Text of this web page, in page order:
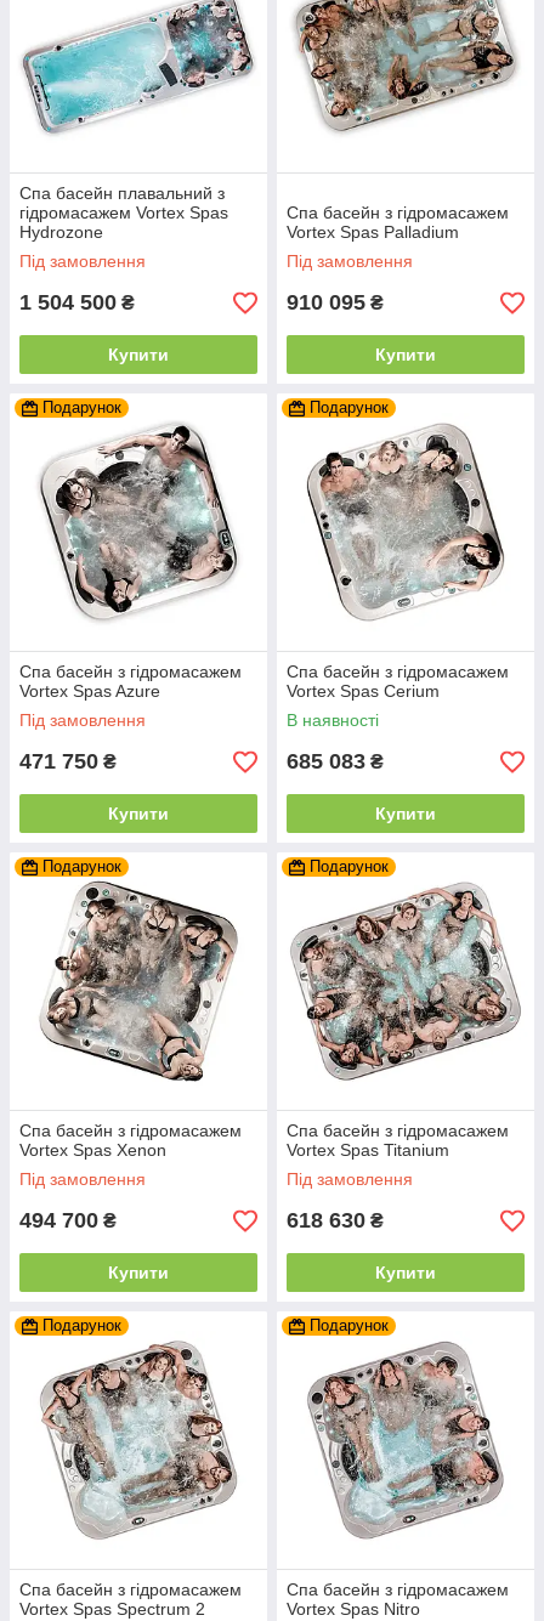
Спа басейн плавальний з
гідромасажем Vortex Spas
Hydrozone
Під замовлення
1 504 500 ₴
Купити
Спа басейн з гідромасажем
Vortex Spas Palladium
Під замовлення
910 095 ₴
Купити
Подарунок
Спа басейн з гідромасажем
Vortex Spas Azure
Під замовлення
471 750 ₴
Купити
Подарунок
Спа басейн з гідромасажем
Vortex Spas Cerium
В наявності
685 083 ₴
Купити
Подарунок
Спа басейн з гідромасажем
Vortex Spas Xenon
Під замовлення
494 700 ₴
Купити
Подарунок
Спа басейн з гідромасажем
Vortex Spas Titanium
Під замовлення
618 630 ₴
Купити
Подарунок
Спа басейн з гідромасажем
Vortex Spas Spectrum 2
Подарунок
Спа басейн з гідромасажем
Vortex Spas Nitro